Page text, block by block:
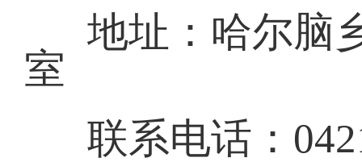
地址：哈尔脑
室
联系电话：